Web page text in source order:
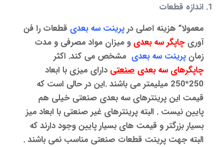
اندازه قطعات
معمولا” هزینه اصلی درپرینت سه بعدی قطعات را فن
آوری چاپگر سه بعدی و میزان مواد مصرفی و مدت
زمان پرینت سه بعدی مشخص می کند. اکثر
چاپگرهای سه بعدیصنعتی دارای میزی با ابعاد
250*250 میلیمتر می باشند .این در حالی است که
قیمت این پرینترهای سه بعدی صنعتی خیلی هم
پایین نیست . البته پرینترهای غیر صنعتی با ابعاد میز
بسیار بزرگتر و قیمت های بسیار پایین وجود دارند که
البته جهت پرینت قطعات صنعتی مناسب نمی باشند .